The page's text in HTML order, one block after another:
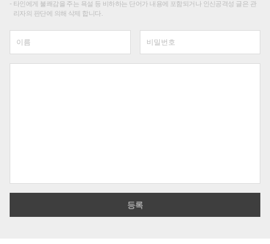
타인에게 불쾌감을 주는 욕설 등 비하하는 단어가 내용에 포함되거나 인신공격성 글은 관
리자의 판단에 의해 삭제 합니다.